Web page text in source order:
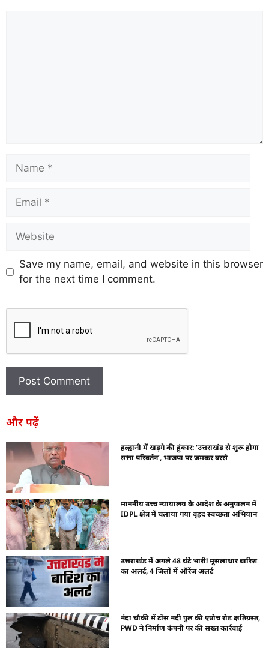
Save my name, email, and website in this browser
for the next time I comment.
और पढ़ें
हल्द्वानी में खड़गे की हुंकार: ‘उत्तराखंड से शुरू होगा
सत्ता परिवर्तन’, भाजपा पर जमकर बरसे
माननीय उच्च न्यायालय के आदेश के अनुपालन में
IDPL क्षेत्र में चलाया गया वृहद स्वच्छता अभियान
उत्तराखंड में अगले 48 घंटे भारी! मूसलाधार बारिश
का अलर्ट, 4 जिलों में ऑरेंज अलर्ट
नंदा चौकी में टोंस नदी पुल की एप्रोच रोड क्षतिग्रस्त,
PWD ने निर्माण कंपनी पर की सख्त कार्रवाई